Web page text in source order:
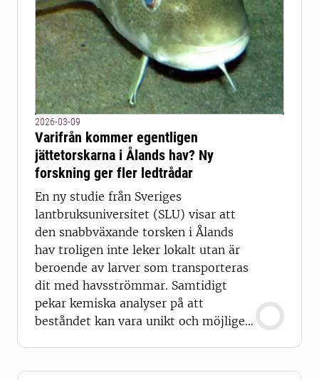
2026-03-09
Varifrån kommer egentligen
jättetorskarna i Ålands hav? Ny
forskning ger fler ledtrådar
En ny studie från Sveriges
lantbruksuniversitet (SLU) visar att
den snabbväxande torsken i Ålands
hav troligen inte leker lokalt utan är
beroende av larver som transporteras
dit med havsströmmar. Samtidigt
pekar kemiska analyser på att
beståndet kan vara unikt och möjligen